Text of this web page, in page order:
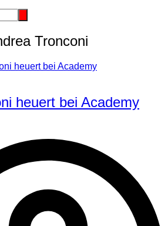
Tronconi
heuert bei Academy